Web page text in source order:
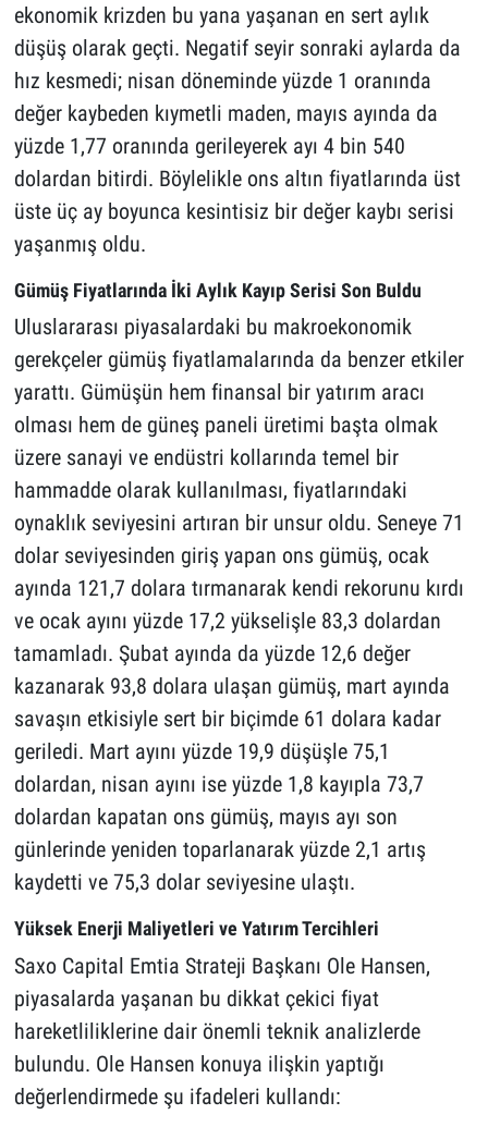
ekonomik krizden bu yana yaşanan en sert aylık
düşüş olarak geçti. Negatif seyir sonraki aylarda da
hız kesmedi; nisan döneminde yüzde 1 oranında
değer kaybeden kıymetli maden, mayıs ayında da
yüzde 1,77 oranında gerileyerek ayı 4 bin 540
dolardan bitirdi. Böylelikle ons altın fiyatlarında üst
üste üç ay boyunca kesintisiz bir değer kaybı serisi
yaşanmış oldu.
Gümüş Fiyatlarında İki Aylık Kayıp Serisi Son Buldu
Uluslararası piyasalardaki bu makroekonomik
gerekçeler gümüş fiyatlamalarında da benzer etkiler
yarattı. Gümüşün hem finansal bir yatırım aracı
olması hem de güneş paneli üretimi başta olmak
üzere sanayi ve endüstri kollarında temel bir
hammadde olarak kullanılması, fiyatlarındaki
oynaklık seviyesini artıran bir unsur oldu. Seneye 71
dolar seviyesinden giriş yapan ons gümüş, ocak
ayında 121,7 dolara tırmanarak kendi rekorunu kırdı
ve ocak ayını yüzde 17,2 yükselişle 83,3 dolardan
tamamladı. Şubat ayında da yüzde 12,6 değer
kazanarak 93,8 dolara ulaşan gümüş, mart ayında
savaşın etkisiyle sert bir biçimde 61 dolara kadar
geriledi. Mart ayını yüzde 19,9 düşüşle 75,1
dolardan, nisan ayını ise yüzde 1,8 kayıpla 73,7
dolardan kapatan ons gümüş, mayıs ayı son
günlerinde yeniden toparlanarak yüzde 2,1 artış
kaydetti ve 75,3 dolar seviyesine ulaştı.
Yüksek Enerji Maliyetleri ve Yatırım Tercihleri
Saxo Capital Emtia Strateji Başkanı Ole Hansen,
piyasalarda yaşanan bu dikkat çekici fiyat
hareketliliklerine dair önemli teknik analizlerde
bulundu. Ole Hansen konuya ilişkin yaptığı
değerlendirmede şu ifadeleri kullandı: